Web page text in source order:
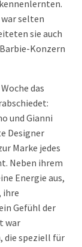
war selten
sie auch
Konzern
das
und Gianni
Designer
Marke jedes
Neben ihrem
Energie aus,
ihre
Gefühl der
war
die speziell für